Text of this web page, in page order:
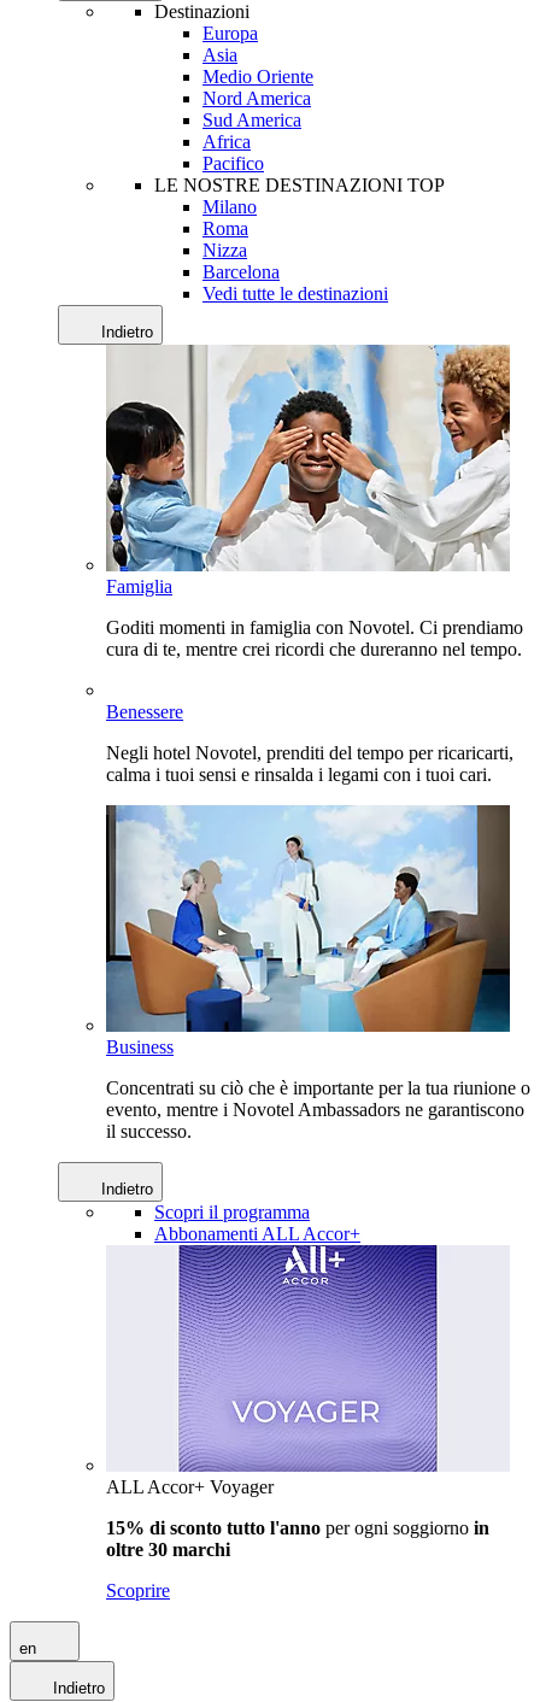
Destinazioni
Europa
Asia
Medio Oriente
Nord America
Sud America
Africa
Pacifico
LE NOSTRE DESTINAZIONI TOP
Milano
Roma
Nizza
Barcelona
Vedi tutte le destinazioni
Indietro
Famiglia
Goditi momenti in famiglia con Novotel. Ci prendiamo
cura di te, mentre crei ricordi che dureranno nel tempo.
Benessere
Negli hotel Novotel, prenditi del tempo per ricaricarti,
calma i tuoi sensi e rinsalda i legami con i tuoi cari.
Business
Concentrati su ciò che è importante per la tua riunione o
evento, mentre i Novotel Ambassadors ne garantiscono
il successo.
Indietro
Scopri il programma
Abbonamenti ALL Accor+
ALL Accor+ Voyager
15% di sconto tutto l'anno per ogni soggiorno in
oltre 30 marchi
Scoprire
en
Indietro